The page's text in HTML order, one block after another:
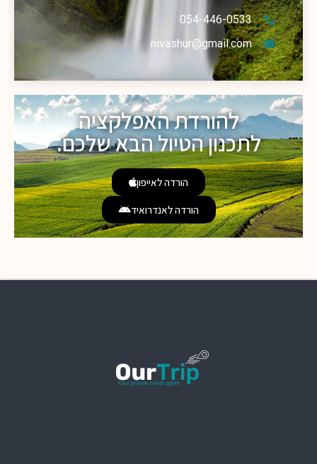
054-446-0533
nivashur@gmail.com
להורדת האפלקציה
לתכנון הטיול הבא שלכם.
הורדה לאייפון
הורדה לאנדרואיד